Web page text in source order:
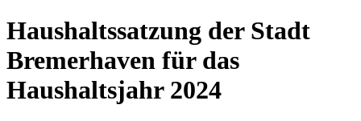
Haushaltssatzung der Stadt
Bremerhaven für das
Haushaltsjahr 2024